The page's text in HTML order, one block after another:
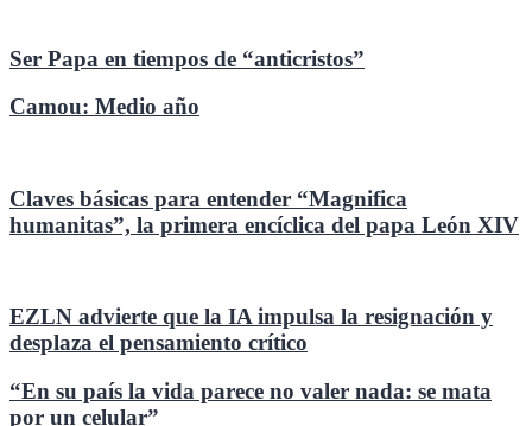
Ser Papa en tiempos de “anticristos”
Camou: Medio año
Claves básicas para entender “Magnifica
humanitas”, la primera encíclica del papa León XIV
EZLN advierte que la IA impulsa la resignación y
desplaza el pensamiento crítico
“En su país la vida parece no valer nada: se mata
por un celular”